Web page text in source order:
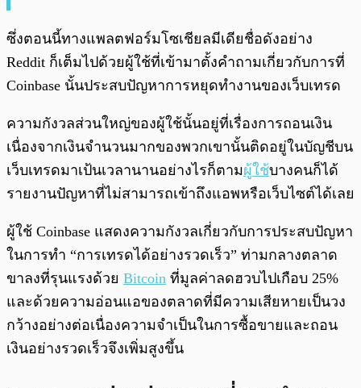
ซึ่งตอนนี้ทางแพลตฟอร์มโซเชียลมีเดียชื่อดังอย่าง
Reddit ก็เต็มไปด้วยผู้ใช้ที่เข้ามาตั้งคำถามเกี่ยวกับการที่
Coinbase นั้นประสบปัญหาการหยุดทำงานของเว็บเทรด
ความกังวลส่วนใหญ่ของผู้ใช้นั้นอยู่ที่เรื่องการถอนเงิน
เนื่องจากเงินจำนวนมากของพวกเขานั้นติดอยู่ในบัญชีบน
เว็บเทรดมาเป้นเวลานานอย่างไรก็ตามผู้ใช้บางคนก็ได้
รายงานปัญหาที่ไม่สามารถเข้าถึงแอพหรือเว็บไซต์ได้เลย
ผู้ใช้ Coinbase แสดงความกังวลเกี่ยวกับการประสบปัญหา
ในการทำ “การเทรดได้อย่างรวดเร็ว” ท่ามกลางตลาด
ขาลงที่รุนแรงด้วย Bitcoin ที่มูลค่าลดฮวบไปเกือบ 25%
และด้วยความอ่อนแอของตลาดที่มีความเสียหายเป็นวง
กว้างอย่างต่อเนื่องความจำเป็นในการซื้อขายและถอน
เงินอย่างรวดเร็วจึงเพิ่มสูงขึ้น